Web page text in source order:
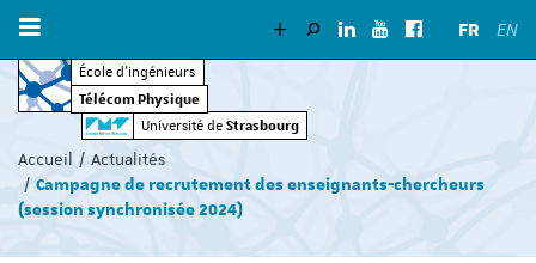
École d’ingénieurs
Télécom Physique
Université de Strasbourg
FR EN
êtes
ici
:
Accueil
Actualités
Campagne de recrutement des enseignants-chercheurs
(session synchronisée 2024)